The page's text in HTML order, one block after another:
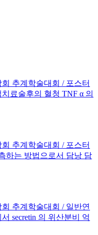
추계학술대회 / 포스터
료술후의 혈청 TNF α 의
추계학술대회 / 포스터
하는 방법으로서 담낭 담
추계학술대회 / 일반연
secretin 의 위산분비 억